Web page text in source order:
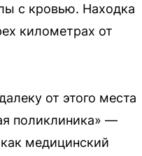
с кровью. Находка
километрах от
от этого места
поликлиника» —
медицинский